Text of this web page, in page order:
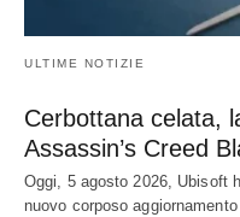
ULTIME NOTIZIE
Cerbottana celata,
Assassin’s Creed
Oggi, 5 agosto 2026, Ubisoft
nuovo corposo